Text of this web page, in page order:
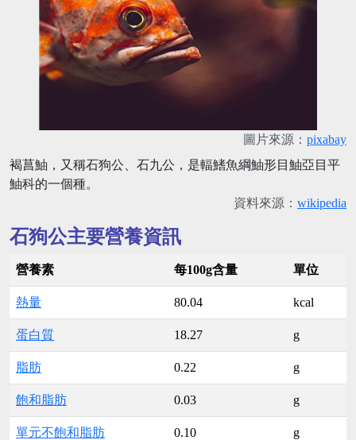
圖片來源： pixabay
褐菖鮋，又稱石狗公、石九公，是輻鰭魚綱鮋形目鮋亞目平
鮋科的一個種。
資料來源： wikipedia
石狗公主要營養資訊
營養素 每100g含量 單位
熱量 80.04 kcal
蛋白質 18.27 g
脂肪 0.22 g
飽和脂肪 0.03 g
單元不飽和脂肪 0.10 g